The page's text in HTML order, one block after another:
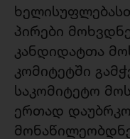
პირები
კანდიდატთა
კომიტეტში
საკომიტეტო
ერთად